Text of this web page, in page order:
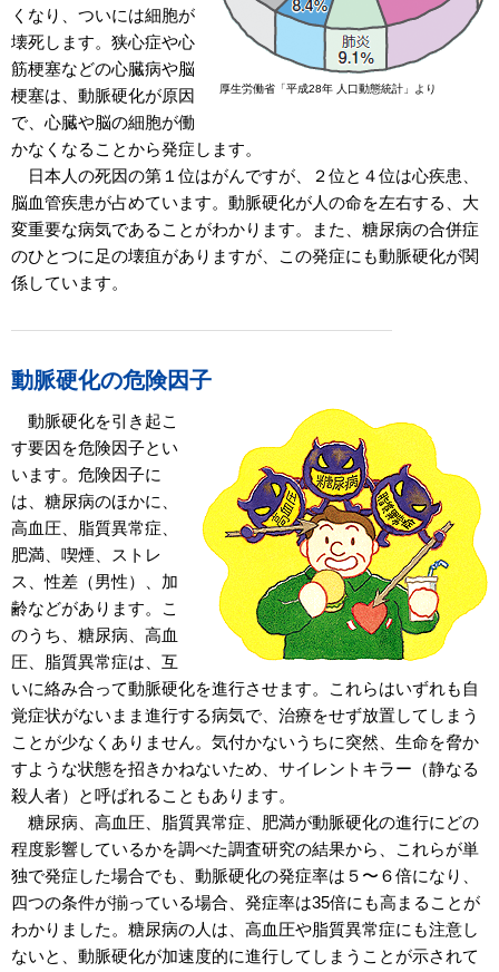
厚生労働省「平成28年 人口動態統計」より
くなり、ついには細胞が
壊死します。狭心症や心
筋梗塞などの心臓病や脳
梗塞は、動脈硬化が原因
で、心臓や脳の細胞が働
かなくなることから発症します。
日本人の死因の第１位はがんですが、２位と４位は心疾患、
脳血管疾患が占めています。動脈硬化が人の命を左右する、大
変重要な病気であることがわかります。また、糖尿病の合併症
のひとつに足の壊疽がありますが、この発症にも動脈硬化が関
係しています。
動脈硬化の危険因子
動脈硬化を引き起こ
す要因を危険因子とい
います。危険因子に
は、糖尿病のほかに、
高血圧、脂質異常症、
肥満、喫煙、ストレ
ス、性差（男性）、加
齢などがあります。こ
のうち、糖尿病、高血
圧、脂質異常症は、互
いに絡み合って動脈硬化を進行させます。これらはいずれも自
覚症状がないまま進行する病気で、治療をせず放置してしまう
ことが少なくありません。気付かないうちに突然、生命を脅か
すような状態を招きかねないため、サイレントキラー（静なる
殺人者）と呼ばれることもあります。
糖尿病、高血圧、脂質異常症、肥満が動脈硬化の進行にどの
程度影響しているかを調べた調査研究の結果から、これらが単
独で発症した場合でも、動脈硬化の発症率は５〜６倍になり、
四つの条件が揃っている場合、発症率は35倍にも高まることが
わかりました。糖尿病の人は、高血圧や脂質異常症にも注意し
ないと、動脈硬化が加速度的に進行してしまうことが示されて